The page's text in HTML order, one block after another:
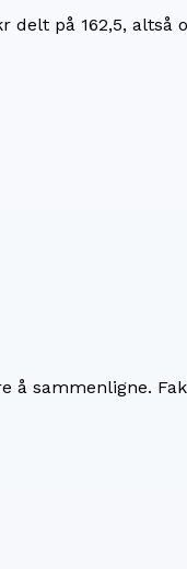
delt på 162,5, altså
å sammenligne.